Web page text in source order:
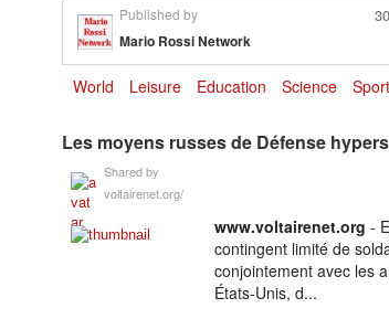
Published by
Mario Rossi Network
World Leisure Education Science
Les moyens russes de Défense
Shared by
voltairenet.org/
www­.voltairenet­.org -
contingent limité de
conjointement avec les
États-Unis, d...